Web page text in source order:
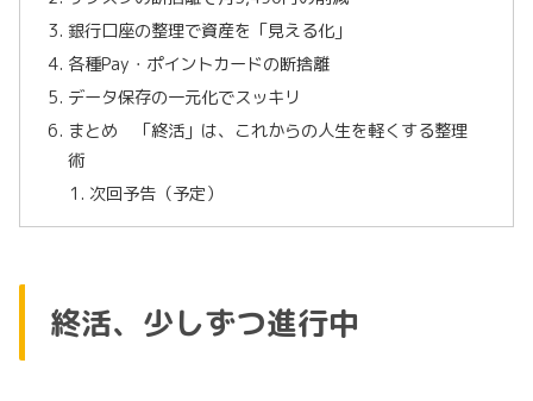
銀行口座の整理で資産を「見える化」
各種Pay・ポイントカードの断捨離
データ保存の一元化でスッキリ
まとめ 「終活」は、これからの人生を軽くする整理
術
次回予告（予定）
終活、少しずつ進行中